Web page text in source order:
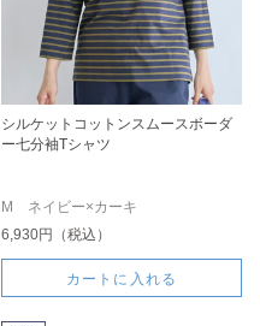
シルケットコットンスムースボーダ
ー七分袖Tシャツ
M ネイビー×カーキ
6,930円（税込）
カートに入れる